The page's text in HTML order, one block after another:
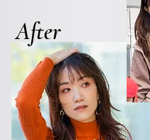
After